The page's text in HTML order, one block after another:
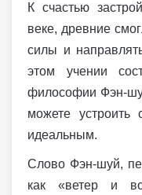
К счастью
веке, древние
силы и
этом учении
философии Фэн-
можете
идеальным.
Слово Фэн-шуй,
как «ветер и